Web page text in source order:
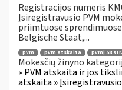
Registracijos numeris
Įsiregistravusio PVM
priimtuose
Belgische Staat,...
pvm pvm atskaita pvmį 58 str.
Mokesčių žinyno
» PVM atskaita ir jos
atskaita »